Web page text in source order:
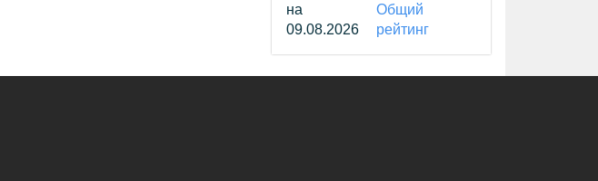
на
09.08.2026
Общий
рейтинг